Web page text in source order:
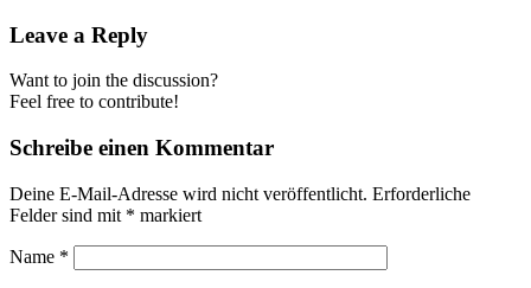
Leave a Reply
Want to join the discussion?
Feel free to contribute!
Schreibe einen Kommentar
Deine E-Mail-Adresse wird nicht veröffentlicht. Erforderliche
Felder sind mit * markiert
Name *